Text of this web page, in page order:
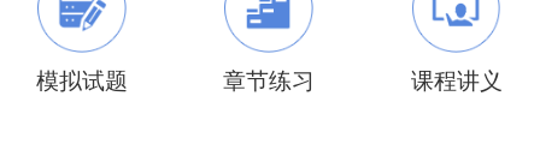
模拟试题 章节练习 课程讲义